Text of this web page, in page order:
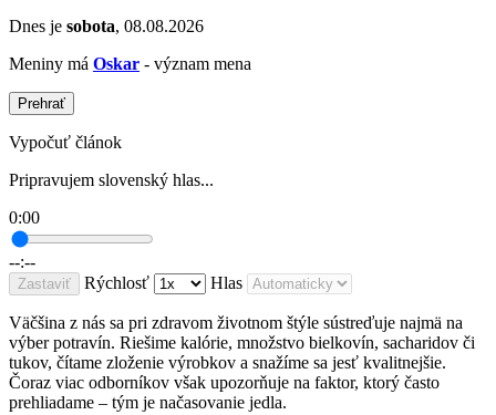
Dnes je sobota, 08.08.2026
Meniny má Oskar - význam mena
Prehrať
Vypočuť článok
Pripravujem slovenský hlas...
0:00
--:--
Zastaviť Rýchlosť Hlas
Väčšina z nás sa pri zdravom životnom štýle sústreďuje najmä na
výber potravín. Riešime kalórie, množstvo bielkovín, sacharidov či
tukov, čítame zloženie výrobkov a snažíme sa jesť kvalitnejšie.
Čoraz viac odborníkov však upozorňuje na faktor, ktorý často
prehliadame – tým je načasovanie jedla.